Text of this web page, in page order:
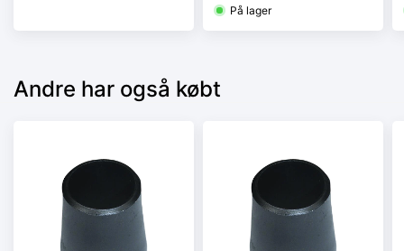
P235GH, EN 10253-
På lager
Andre har også købt